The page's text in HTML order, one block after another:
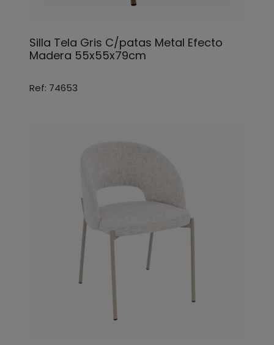
Silla Tela Gris C/patas Metal Efecto
Madera 55x55x79cm
Ref: 74653